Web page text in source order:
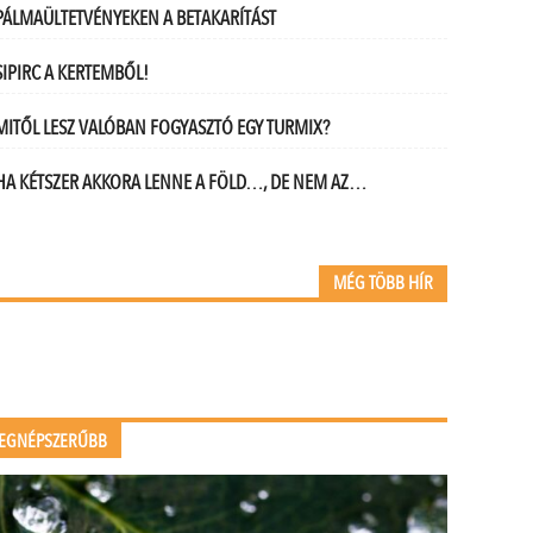
A BETAKARÍTÁST
A KERTEMBŐL!
LESZ VALÓBAN FOGYASZTÓ EGY TURMIX?
KÉTSZER AKKORA LENNE A FÖLD…, DE NEM AZ…
MÉG TÖBB HÍR